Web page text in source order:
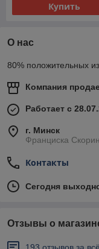
Купить
О нас
80% положительных
Компания
Работает с
г. Минск
Франциска
Контакты
Сегодня
Отзывы о